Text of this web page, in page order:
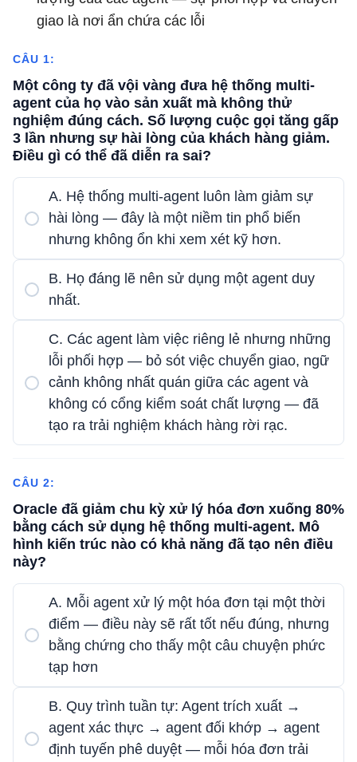
giao là nơi ẩn chứa các lỗi
CÂU 1:
Một công ty đã vội vàng đưa hệ thống multi-
agent của họ vào sản xuất mà không thử
nghiệm đúng cách. Số lượng cuộc gọi tăng gấp
3 lần nhưng sự hài lòng của khách hàng giảm.
Điều gì có thể đã diễn ra sai?
A. Hệ thống multi-agent luôn làm giảm sự
hài lòng — đây là một niềm tin phổ biến
nhưng không ổn khi xem xét kỹ hơn.
B. Họ đáng lẽ nên sử dụng một agent duy
nhất.
C. Các agent làm việc riêng lẻ nhưng những
lỗi phối hợp — bỏ sót việc chuyển giao, ngữ
cảnh không nhất quán giữa các agent và
không có cổng kiểm soát chất lượng — đã
tạo ra trải nghiệm khách hàng rời rạc.
CÂU 2:
Oracle đã giảm chu kỳ xử lý hóa đơn xuống 80%
bằng cách sử dụng hệ thống multi-agent. Mô
hình kiến ​​trúc nào có khả năng đã tạo nên điều
này?
A. Mỗi agent xử lý một hóa đơn tại một thời
điểm — điều này sẽ rất tốt nếu đúng, nhưng
bằng chứng cho thấy một câu chuyện phức
tạp hơn
B. Quy trình tuần tự: Agent trích xuất →
agent xác thực → agent đối khớp → agent
định tuyến phê duyệt — mỗi hóa đơn trải